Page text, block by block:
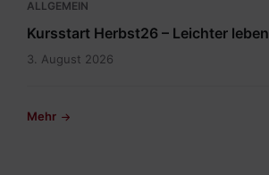
ALLGEMEIN
Kursstart Herbst26 – Leichter leben
3. August 2026
Mehr